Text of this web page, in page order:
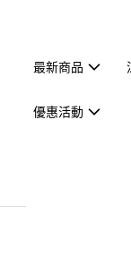
最新商品
優惠活動